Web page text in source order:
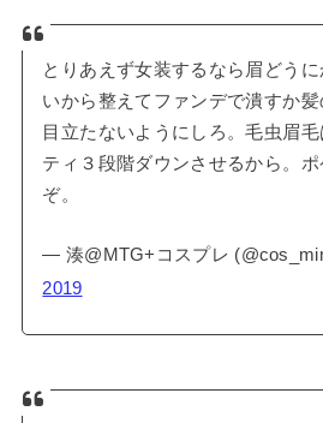
とりあえず女装するなら眉どう
いから整えてファンデで潰すか
目立たないようにしろ。毛虫眉
ティ３段階ダウンさせるから。
ぞ。
— 湊@MTG+コスプレ
2019